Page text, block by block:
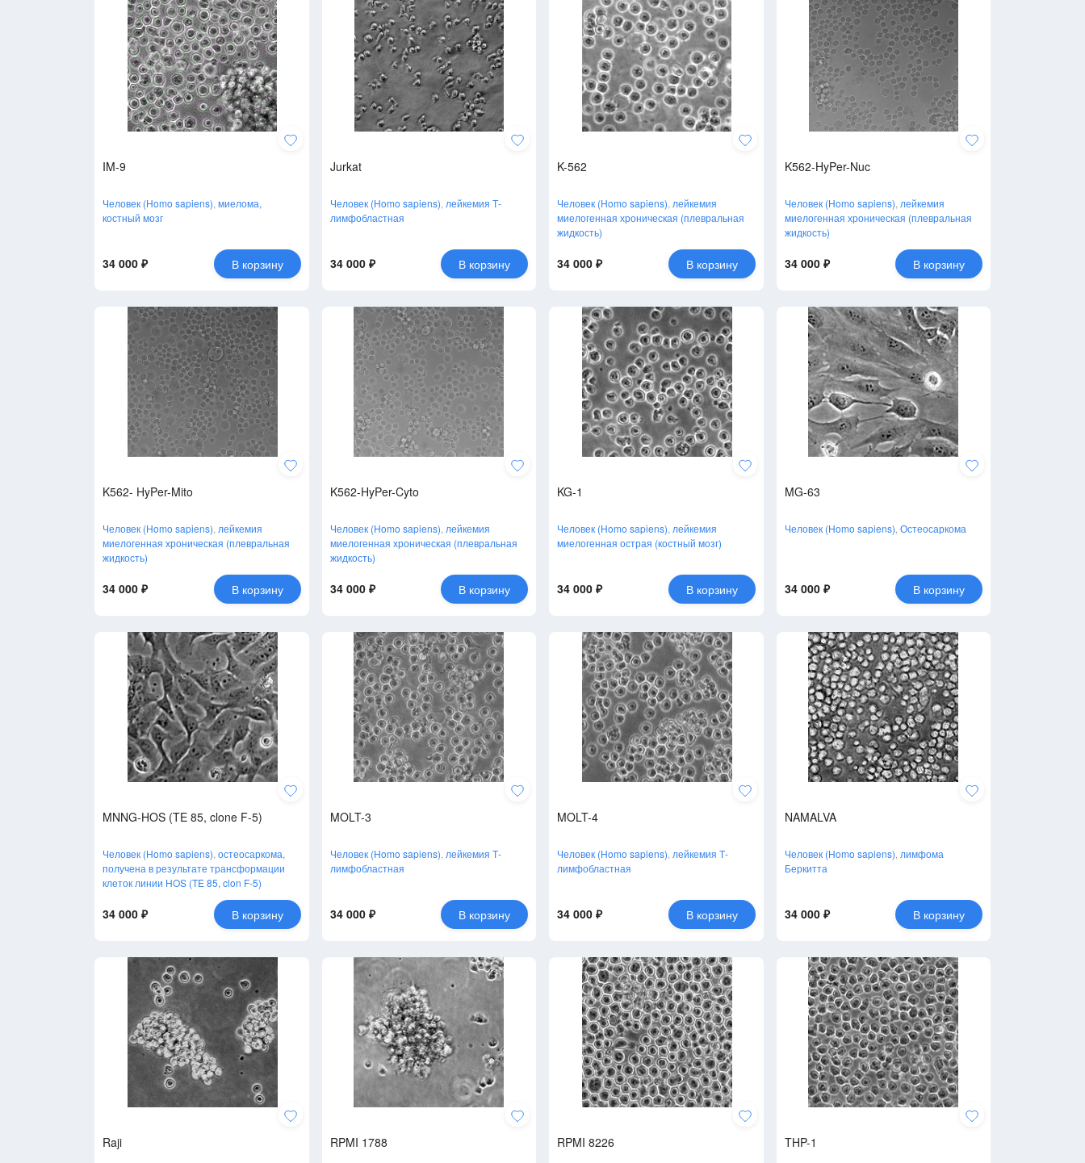
IM-9
Человек (Homo sapiens),миелома,
костный мозг
34 000 ₽ В корзину
Jurkat
Человек (Homo sapiens),лейкемия Т-
лимфобластная
34 000 ₽ В корзину
K-562
Человек (Homo sapiens),лейкемия
миелогенная хроническая (плевральная
жидкость)
34 000 ₽ В корзину
K562-HyPer-Nuc
Человек (Homo sapiens),лейкемия
миелогенная хроническая (плевральная
жидкость)
34 000 ₽ В корзину
K562- HyPer-Mito
Человек (Homo sapiens) лейкемия
миелогенная хроническая (плевральная
жидкость)
34 000 ₽ В корзину
K562-HyPer-Cyto
Человек (Homo sapiens) лейкемия
миелогенная хроническая (плевральная
жидкость)
34 000 ₽ В корзину
KG-1
Человек (Homo sapiens) лейкемия
миелогенная острая (костный мозг)
34 000 ₽ В корзину
MG-63
Человек (Homo sapiens) Остеосаркома
34 000 ₽ В корзину
MNNG-HOS (TE 85, clone F-5)
Человек (Homo sapiens) остеосаркома,
получена в результате трансформации
клеток линии HOS (TE 85, clon F-5)
34 000 ₽ В корзину
MOLT-3
Человек (Homo sapiens) лейкемия Т-
лимфобластная
34 000 ₽ В корзину
MOLT-4
Человек (Homo sapiens) лейкемия Т-
лимфобластная
34 000 ₽ В корзину
NAMALVA
Человек (Homo sapiens) лимфома
Беркитта
34 000 ₽ В корзину
Raji RPMI 1788 RPMI 8226 THP-1